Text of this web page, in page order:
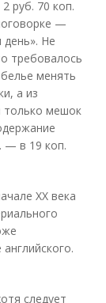
руб. 70 коп.
—
день». Не
требовалось
менять
а из
только мешок
— в 19 коп.
XX века
следует